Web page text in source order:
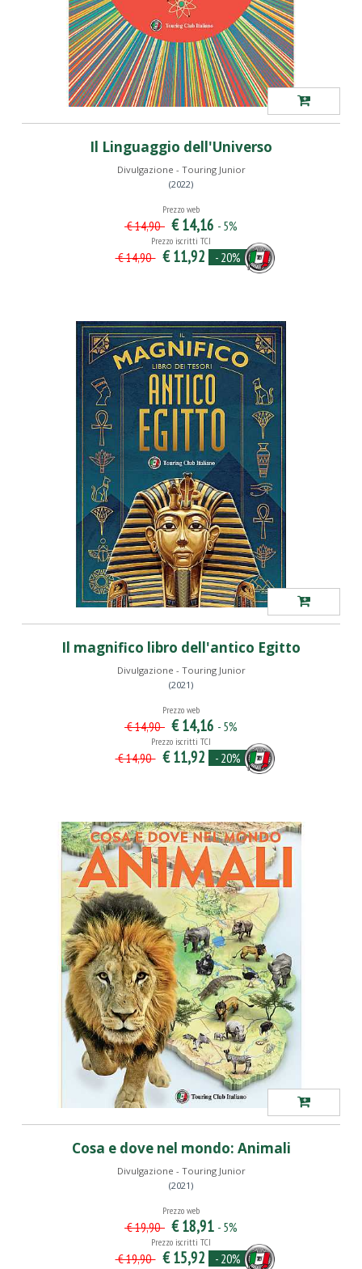
Il Linguaggio dell'Universo
Divulgazione - Touring Junior
(2022)
Prezzo web
€ 14,90 € 14,16 - 5%
Prezzo iscritti TCI
€ 14,90 € 11,92 - 20%
Il magnifico libro dell'antico Egitto
Divulgazione - Touring Junior
(2021)
Prezzo web
€ 14,90 € 14,16 - 5%
Prezzo iscritti TCI
€ 14,90 € 11,92 - 20%
Cosa e dove nel mondo: Animali
Divulgazione - Touring Junior
(2021)
Prezzo web
€ 19,90 € 18,91 - 5%
Prezzo iscritti TCI
€ 19,90 € 15,92 - 20%